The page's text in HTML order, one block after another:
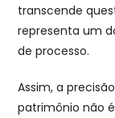
transcende
representa um
de processo.
Assim, a
patrimônio não